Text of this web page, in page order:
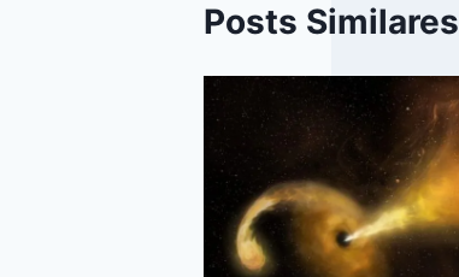
Posts Similares